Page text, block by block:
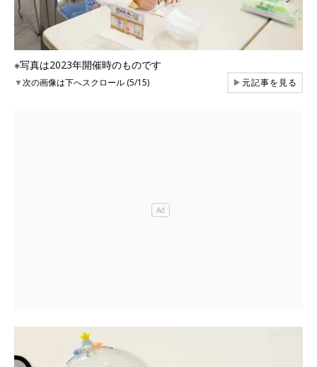
※写真は2023年開催時のものです
▼次の画像は下へスクロール (5/15) ▶元記事を見る